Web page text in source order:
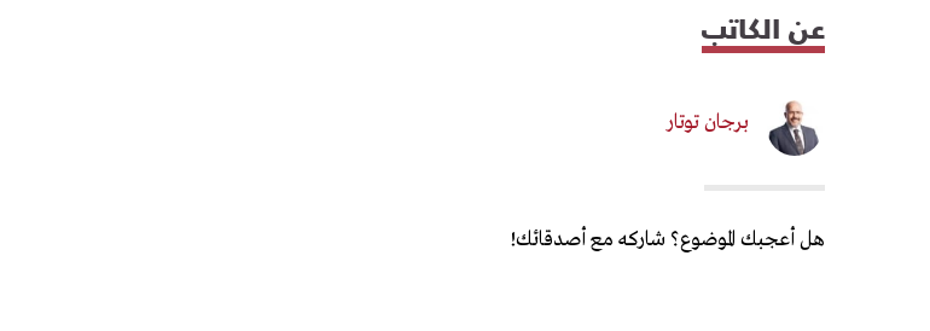
عن الكاتب
برجان توتار
هل أعجبك الموضوع؟ شاركه مع أصدقائك!